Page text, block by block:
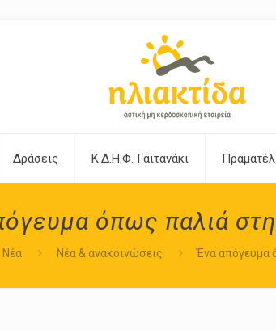
Δράσεις Κ.Δ.Η.Φ. Γαϊτανάκι
όπως παλιά
Νέα Νέα & ανακοινώσεις Ένα απόγευμα